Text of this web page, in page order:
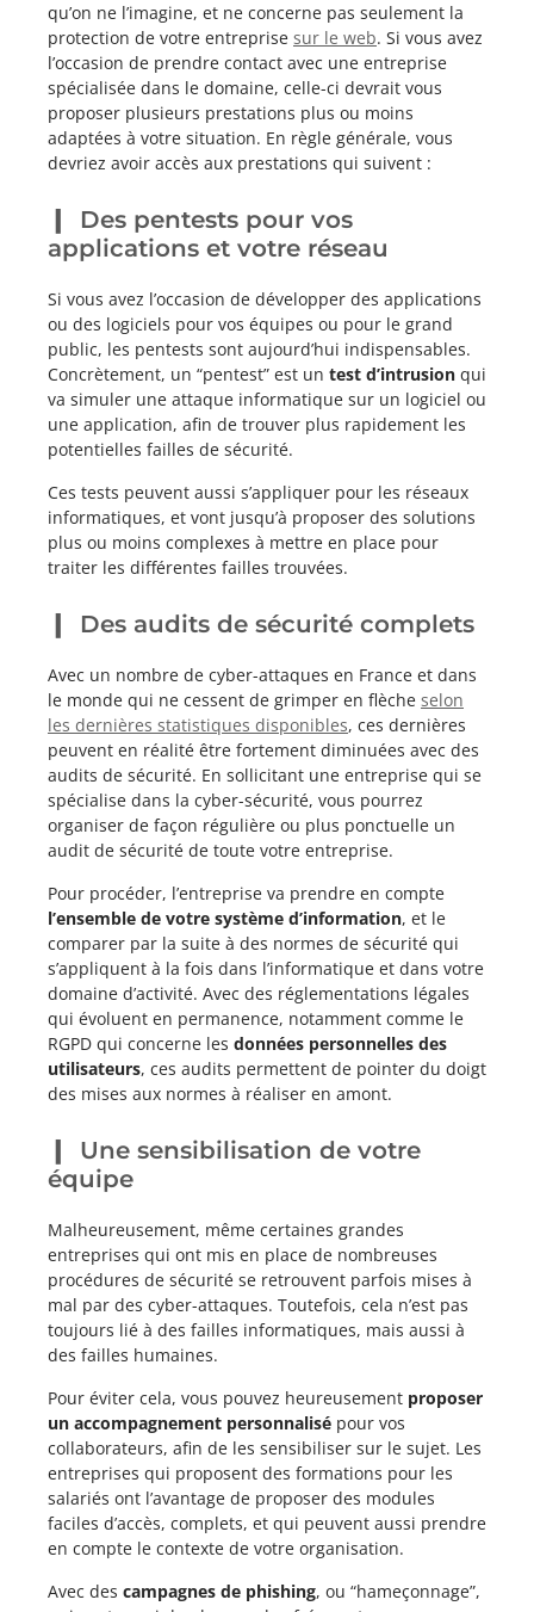
qu’on ne l’imagine, et ne concerne pas seulement la
protection de votre entreprise sur le web. Si vous avez
l’occasion de prendre contact avec une entreprise
spécialisée dans le domaine, celle-ci devrait vous
proposer plusieurs prestations plus ou moins
adaptées à votre situation. En règle générale, vous
devriez avoir accès aux prestations qui suivent :
Des pentests pour vos
applications et votre réseau
Si vous avez l’occasion de développer des applications
ou des logiciels pour vos équipes ou pour le grand
public, les pentests sont aujourd’hui indispensables.
Concrètement, un “pentest” est un test d’intrusion qui
va simuler une attaque informatique sur un logiciel ou
une application, afin de trouver plus rapidement les
potentielles failles de sécurité.
Ces tests peuvent aussi s’appliquer pour les réseaux
informatiques, et vont jusqu’à proposer des solutions
plus ou moins complexes à mettre en place pour
traiter les différentes failles trouvées.
Des audits de sécurité complets
Avec un nombre de cyber-attaques en France et dans
le monde qui ne cessent de grimper en flèche selon
les dernières statistiques disponibles, ces dernières
peuvent en réalité être fortement diminuées avec des
audits de sécurité. En sollicitant une entreprise qui se
spécialise dans la cyber-sécurité, vous pourrez
organiser de façon régulière ou plus ponctuelle un
audit de sécurité de toute votre entreprise.
Pour procéder, l’entreprise va prendre en compte
l’ensemble de votre système d’information, et le
comparer par la suite à des normes de sécurité qui
s’appliquent à la fois dans l’informatique et dans votre
domaine d’activité. Avec des réglementations légales
qui évoluent en permanence, notamment comme le
RGPD qui concerne les données personnelles des
utilisateurs, ces audits permettent de pointer du doigt
des mises aux normes à réaliser en amont.
Une sensibilisation de votre
équipe
Malheureusement, même certaines grandes
entreprises qui ont mis en place de nombreuses
procédures de sécurité se retrouvent parfois mises à
mal par des cyber-attaques. Toutefois, cela n’est pas
toujours lié à des failles informatiques, mais aussi à
des failles humaines.
Pour éviter cela, vous pouvez heureusement proposer
un accompagnement personnalisé pour vos
collaborateurs, afin de les sensibiliser sur le sujet. Les
entreprises qui proposent des formations pour les
salariés ont l’avantage de proposer des modules
faciles d’accès, complets, et qui peuvent aussi prendre
en compte le contexte de votre organisation.
Avec des campagnes de phishing, ou “hameçonnage”,